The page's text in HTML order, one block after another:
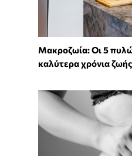
Mακροζωία: Οι 5
καλύτερα χρόνια ζωής